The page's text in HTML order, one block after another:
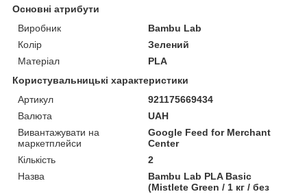
Основні атрибути
Виробник
Bambu Lab
Колір
Зелений
Матеріал
PLA
Користувальницькі характеристики
Артикул
921175669434
Валюта
UAH
Вивантажувати на
маркетплейси
Google Feed for Merchant
Center
Кількість
2
Назва
Bambu Lab PLA Basic
(Mistlete Green / 1 кг / без